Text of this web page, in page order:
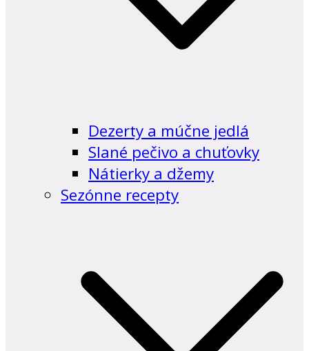
Dezerty a múčne jedlá
Slané pečivo a chuťovky
Nátierky a džemy
Sezónne recepty